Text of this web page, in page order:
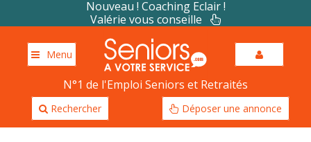
Nouveau ! Coaching Eclair !
Valérie vous conseille
Menu
N°1 de l'Emploi Seniors et Retraités
Rechercher Déposer une annonce